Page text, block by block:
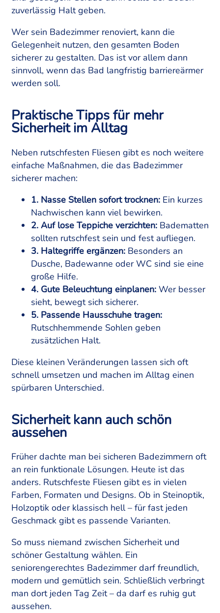
zuverlässig Halt geben.
Wer sein Badezimmer renoviert, kann die
Gelegenheit nutzen, den gesamten Boden
sicherer zu gestalten. Das ist vor allem dann
sinnvoll, wenn das Bad langfristig barriereärmer
werden soll.
Praktische Tipps für mehr
Sicherheit im Alltag
Neben rutschfesten Fliesen gibt es noch weitere
einfache Maßnahmen, die das Badezimmer
sicherer machen:
1. Nasse Stellen sofort trocknen: Ein kurzes
Nachwischen kann viel bewirken.
2. Auf lose Teppiche verzichten: Badematten
sollten rutschfest sein und fest aufliegen.
3. Haltegriffe ergänzen: Besonders an
Dusche, Badewanne oder WC sind sie eine
große Hilfe.
4. Gute Beleuchtung einplanen: Wer besser
sieht, bewegt sich sicherer.
5. Passende Hausschuhe tragen:
Rutschhemmende Sohlen geben
zusätzlichen Halt.
Diese kleinen Veränderungen lassen sich oft
schnell umsetzen und machen im Alltag einen
spürbaren Unterschied.
Sicherheit kann auch schön
aussehen
Früher dachte man bei sicheren Badezimmern oft
an rein funktionale Lösungen. Heute ist das
anders. Rutschfeste Fliesen gibt es in vielen
Farben, Formaten und Designs. Ob in Steinoptik,
Holzoptik oder klassisch hell – für fast jeden
Geschmack gibt es passende Varianten.
So muss niemand zwischen Sicherheit und
schöner Gestaltung wählen. Ein
seniorengerechtes Badezimmer darf freundlich,
modern und gemütlich sein. Schließlich verbringt
man dort jeden Tag Zeit – da darf es ruhig gut
aussehen.